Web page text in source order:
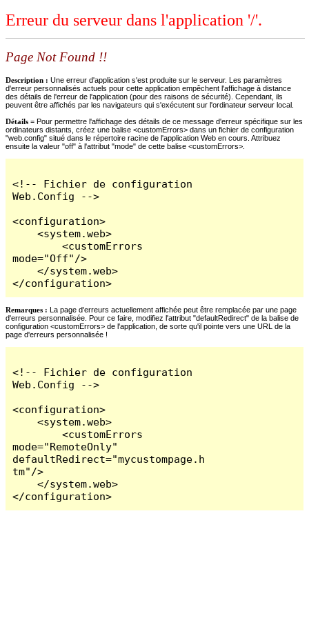
Erreur du serveur dans l'application '/'.
Page Not Found !!
Description : Une erreur d'application s'est produite sur le serveur. Les paramètres
d'erreur personnalisés actuels pour cette application empêchent l'affichage à distance
des détails de l'erreur de l'application (pour des raisons de sécurité). Cependant, ils
peuvent être affichés par les navigateurs qui s'exécutent sur l'ordinateur serveur local.
Détails = Pour permettre l'affichage des détails de ce message d'erreur spécifique sur les
ordinateurs distants, créez une balise <customErrors> dans un fichier de configuration
"web.config" situé dans le répertoire racine de l'application Web en cours. Attribuez
ensuite la valeur "off" à l'attribut "mode" de cette balise <customErrors>.
<!-- Fichier de configuration
Web.Config -->
<configuration>
    <system.web>
        <customErrors
mode="Off"/>
    </system.web>
</configuration>
Remarques : La page d'erreurs actuellement affichée peut être remplacée par une page
d'erreurs personnalisée. Pour ce faire, modifiez l'attribut "defaultRedirect" de la balise de
configuration <customErrors> de l'application, de sorte qu'il pointe vers une URL de la
page d'erreurs personnalisée !
<!-- Fichier de configuration
Web.Config -->
<configuration>
    <system.web>
        <customErrors
mode="RemoteOnly"
defaultRedirect="mycustompage.h
tm"/>
    </system.web>
</configuration>